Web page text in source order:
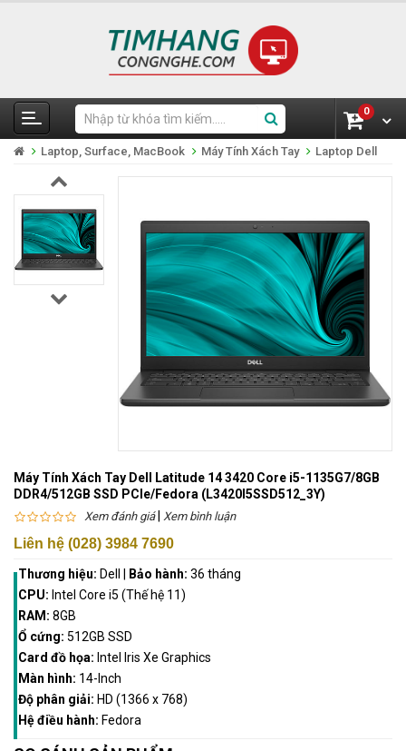
0
Laptop, Surface, MacBook Máy Tính Xách Tay Laptop Dell
Máy Tính Xách Tay Dell Latitude 14 3420 Core i5-1135G7/8GB
DDR4/512GB SSD PCIe/Fedora (L3420I5SSD512_3Y)
Xem đánh giá| Xem bình luận
Liên hệ (028) 3984 7690
Thương hiệu: Dell Bảo hành: 36 tháng
CPU: Intel Core i5 (Thế hệ 11)
RAM: 8GB
Ổ cứng: 512GB SSD
Card đồ họa: Intel Iris Xe Graphics
Màn hình: 14-Inch
Độ phân giải: HD (1366 x 768)
Hệ điều hành: Fedora